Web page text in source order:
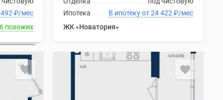
от 23 492₽/мес
6 похожих
В ипотеку от 24 422₽/мес
Ипотека
ЖК «Новатория»